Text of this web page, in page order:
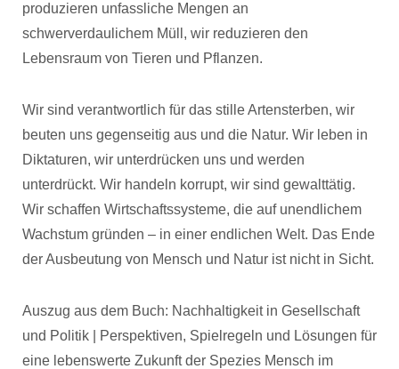
produzieren unfassliche Mengen an
schwerverdaulichem Müll, wir reduzieren den
Lebensraum von Tieren und Pflanzen.
Wir sind verantwortlich für das stille Artensterben, wir
beuten uns gegenseitig aus und die Natur. Wir leben in
Diktaturen, wir unterdrücken uns und werden
unterdrückt. Wir handeln korrupt, wir sind gewalttätig.
Wir schaffen Wirtschaftssysteme, die auf unendlichem
Wachstum gründen – in einer endlichen Welt. Das Ende
der Ausbeutung von Mensch und Natur ist nicht in Sicht.
Auszug aus dem Buch: Nachhaltigkeit in Gesellschaft
und Politik | Perspektiven, Spielregeln und Lösungen für
eine lebenswerte Zukunft der Spezies Mensch im